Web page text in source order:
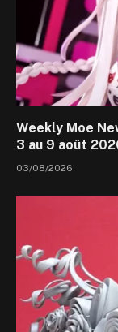
Weekly Moe
3 au 9 août
03/08/2026